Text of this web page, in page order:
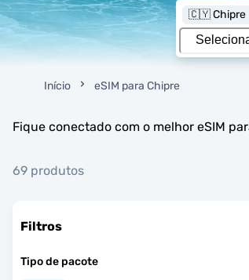
🇨🇾 Chipre
Início eSIM para Chipre
Fique conectado com o melhor eSIM
69 produtos
Filtros
Tipo de pacote